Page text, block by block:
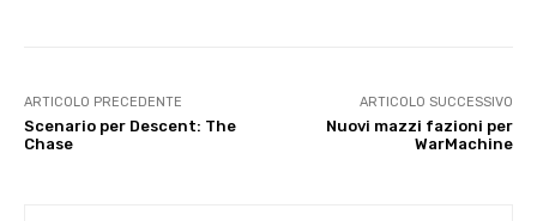
ARTICOLO PRECEDENTE
Scenario per Descent: The
Chase
ARTICOLO SUCCESSIVO
Nuovi mazzi fazioni per
WarMachine